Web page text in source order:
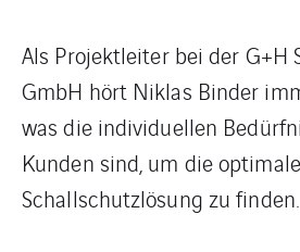
Als Projektleiter bei der G+H
GmbH hört Niklas Binder
was die individuellen
Kunden sind, um die optimale
Schallschutzlösung zu finden.